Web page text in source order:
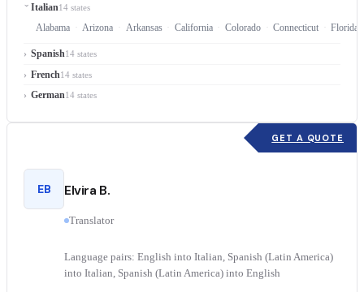
Italian14 states
Alabama Arizona Arkansas California Colorado Connecticut Florida
Spanish14 states
French14 states
German14 states
GET A QUOTE
EB Elvira B.
Translator
Language pairs: English into Italian, Spanish (Latin America)
into Italian, Spanish (Latin America) into English